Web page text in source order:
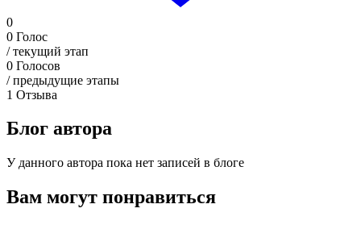
0
0 Голос
/ текущий этап
0 Голосов
/ предыдущие этапы
1 Отзыва
Блог автора
У данного автора пока нет записей в блоге
Вам могут понравиться